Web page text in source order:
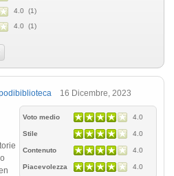
4.0 (1)
4.0 (1)
16 Dicembre, 2023
Voto medio 4.0
Stile 4.0
Contenuto 4.0
Piacevolezza 4.0